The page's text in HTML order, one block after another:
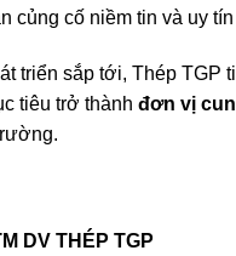
củng cố niềm tin và uy
triển sắp tới, Thép TGP
tiêu trở thành đơn vị
DV THÉP TGP